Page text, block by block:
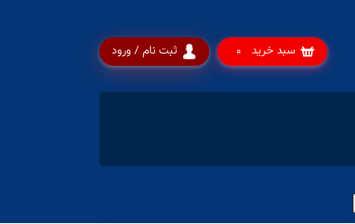
ثبت نام / ورود سبد خرید 0